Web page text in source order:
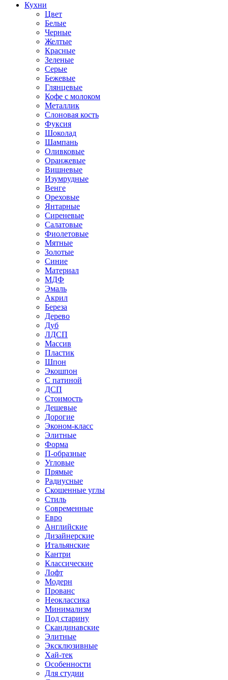
Кухни
Цвет
Белые
Черные
Желтые
Красные
Зеленые
Серые
Бежевые
Глянцевые
Кофе с молоком
Металлик
Слоновая кость
Фуксия
Шоколад
Шампань
Оливковые
Оранжевые
Вишневые
Изумрудные
Венге
Ореховые
Янтарные
Сиреневые
Салатовые
Фиолетовые
Мятные
Золотые
Синие
Материал
МДФ
Эмаль
Акрил
Береза
Дерево
Дуб
ЛДСП
Массив
Пластик
Шпон
Экошпон
С патиной
ДСП
Стоимость
Дешевые
Дорогие
Эконом-класс
Элитные
Форма
П-образные
Угловые
Прямые
Радиусные
Скошенные углы
Стиль
Современные
Евро
Английские
Дизайнерские
Итальянские
Кантри
Классические
Лофт
Модерн
Прованс
Неоклассика
Минимализм
Под старину
Скандинавские
Элитные
Эксклюзивные
Хай-тек
Особенности
Для студии